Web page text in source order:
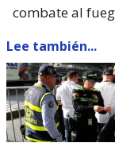
combate al
Lee también...